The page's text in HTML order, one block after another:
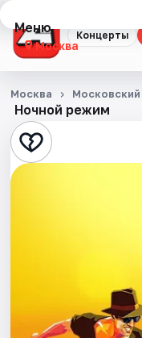
Концерты
Меню
Москва
Концерты
Театр
Стендап
Ночной режим
Москва